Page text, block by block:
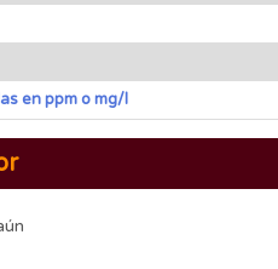
en ppm o mg/l